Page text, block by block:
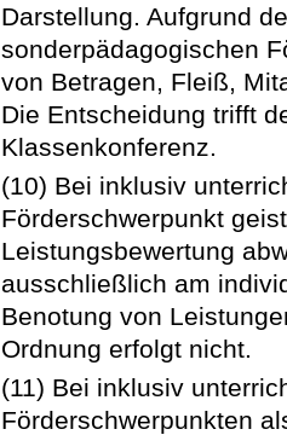
Darstellung. Aufgrund
sonderpädagogischen
von Betragen, Fleiß,
Die Entscheidung trifft
Klassenkonferenz.
(10) Bei inklusiv
Förderschwerpunkt
Leistungsbewertung
ausschließlich am
Benotung von
Ordnung erfolgt nicht.
(11) Bei inklusiv
Förderschwerpunkten